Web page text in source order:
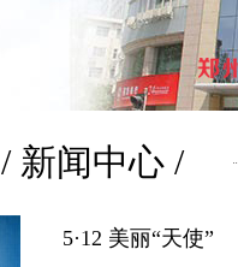
/ 新闻中心 /
5·12 美丽“天使”